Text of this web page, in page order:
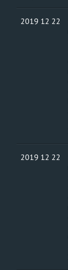
2019 12 22
2019 12 22